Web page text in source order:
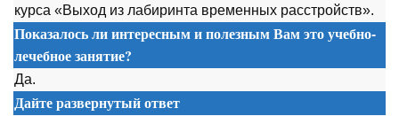
курса «Выход из лабиринта временных расстройств».
Показалось ли интересным и полезным Вам это учебно-
лечебное занятие?
Да.
Дайте развернутый ответ